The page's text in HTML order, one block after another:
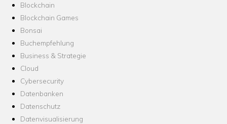
Blockchain
Blockchain Games
Bonsai
Buchempfehlung
Business & Strategie
Cloud
Cybersecurity
Datenbanken
Datenschutz
Datenvisualisierung